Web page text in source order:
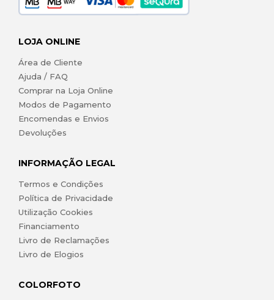
LOJA ONLINE
Área de Cliente
Ajuda / FAQ
Comprar na Loja Online
Modos de Pagamento
Encomendas e Envios
Devoluções
INFORMAÇÃO LEGAL
Termos e Condições
Política de Privacidade
Utilização Cookies
Financiamento
Livro de Reclamações
Livro de Elogios
COLORFOTO